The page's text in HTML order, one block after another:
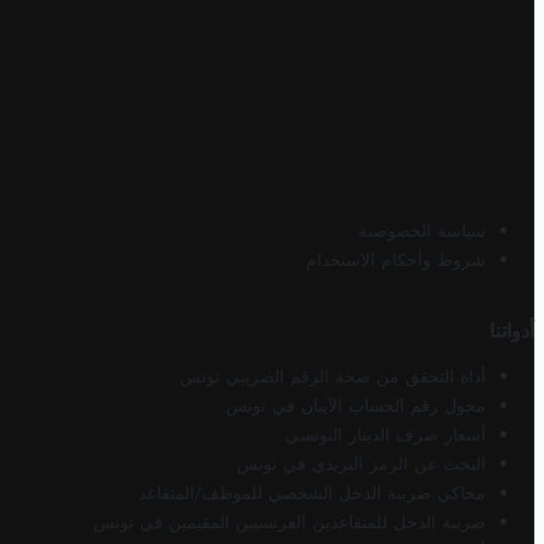
سياسة الخصوصية
شروط وأحكام الاستخدام
أدواتنا
أداة التحقق من صحة الرقم الضريبي تونس
محول رقم الحساب الآيبان في تونس
أسعار صرف الدينار التونسي
البحث عن الرمز البريدي في تونس
محاكي ضريبة الدخل الشخصي للموظف/المتقاعد
ضريبة الدخل للمتقاعدين الفرنسيين المقيمين في تونس